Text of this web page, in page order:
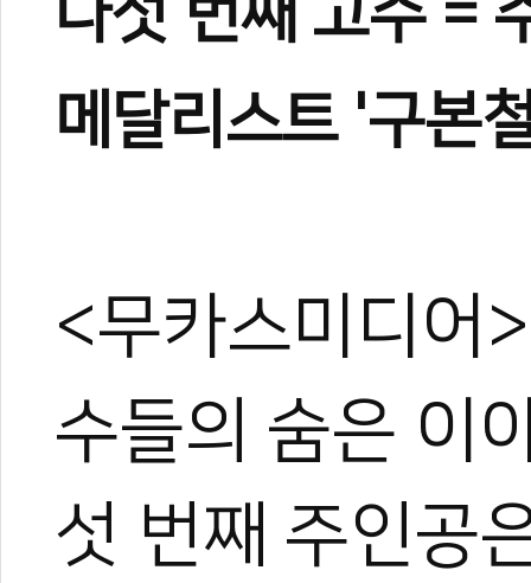
다섯 번째 고수 =
메달리스트 '구본
<무카스미디어
수들의 숨은 이
섯 번째 주인공